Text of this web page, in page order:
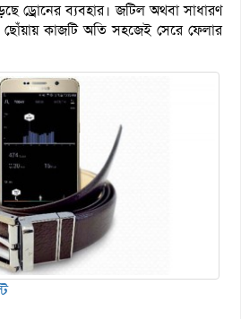
ড্রোনের ব্যবহার। জটিল অথবা সাধারণ
কাজটি অতি সহজেই সেরে ফেলার